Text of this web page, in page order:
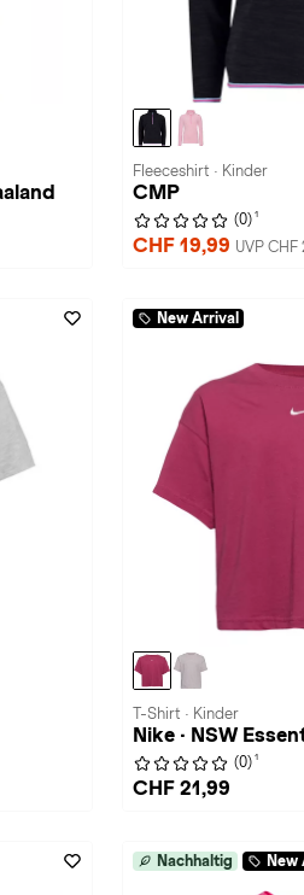
Fleeceshirt · Kinder
CMP
(0) 1
CHF 19,99 UVP CHF
New Arrival
T-Shirt · Kinder
Nike · NSW
(0) 1
CHF 21,99
Nachhaltig New